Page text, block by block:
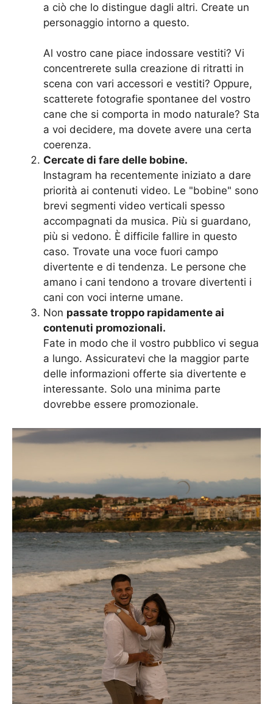
a ciò che lo distingue dagli altri. Create un
personaggio intorno a questo.
Al vostro cane piace indossare vestiti? Vi
concentrerete sulla creazione di ritratti in
scena con vari accessori e vestiti? Oppure,
scatterete fotografie spontanee del vostro
cane che si comporta in modo naturale? Sta
a voi decidere, ma dovete avere una certa
coerenza.
Cercate di fare delle bobine.
Instagram ha recentemente iniziato a dare
priorità ai contenuti video. Le "bobine" sono
brevi segmenti video verticali spesso
accompagnati da musica. Più si guardano,
più si vedono. È difficile fallire in questo
caso. Trovate una voce fuori campo
divertente e di tendenza. Le persone che
amano i cani tendono a trovare divertenti i
cani con voci interne umane.
Non passate troppo rapidamente ai
contenuti promozionali.
Fate in modo che il vostro pubblico vi segua
a lungo. Assicuratevi che la maggior parte
delle informazioni offerte sia divertente e
interessante. Solo una minima parte
dovrebbe essere promozionale.